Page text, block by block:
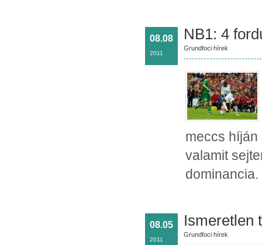
08.08
2011
NB1: 4
Grundfoci hírek
meccs híján
valamit
dominancia.
08.05
2011
Ismeretlen
Grundfoci hírek